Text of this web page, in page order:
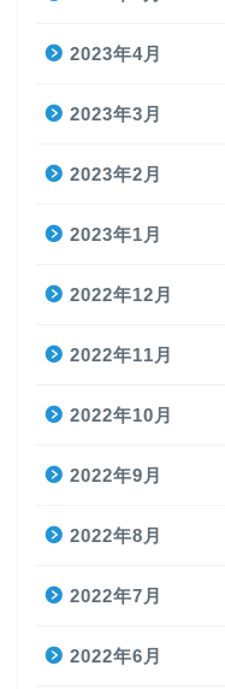
2023年4月
2023年3月
2023年2月
2023年1月
2022年12月
2022年11月
2022年10月
2022年9月
2022年8月
2022年7月
2022年6月